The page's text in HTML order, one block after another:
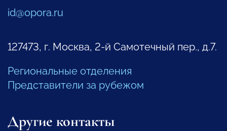
id@opora.ru
127473, г. Москва, 2-й Самотечный пер., д.7.
Региональные отделения
Представители за рубежом
Другие контакты